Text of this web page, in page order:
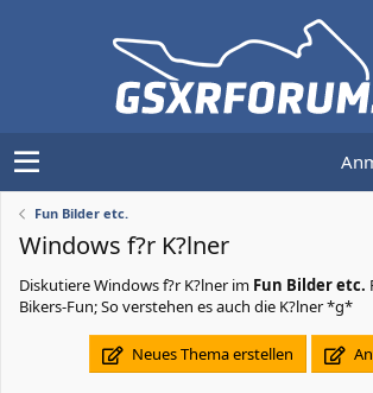
Fun Bilder etc.
Windows f?r K?lner
DiskutiereWindows f?r K?lner im Fun Bilder etc.
Bikers-Fun; So verstehen es auch die K?lner *g*
Neues Thema erstellen